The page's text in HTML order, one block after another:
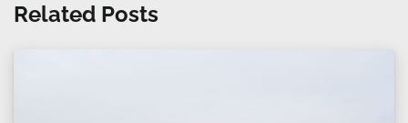
Related Posts